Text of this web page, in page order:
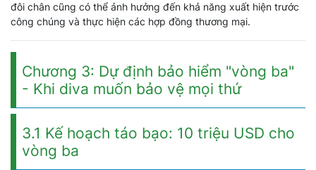
đôi chân cũng có thể ảnh hưởng đến khả năng xuất hiện trước
công chúng và thực hiện các hợp đồng thương mại.
Chương 3: Dự định bảo hiểm "vòng ba"
- Khi diva muốn bảo vệ mọi thứ
3.1 Kế hoạch táo bạo: 10 triệu USD cho
vòng ba